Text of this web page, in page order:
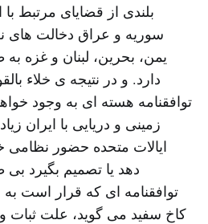
بلندی از قضایای مرتبط با
سوریه و عراق دخالت های
یمن، بحرین، لبنان و غزه
دارد. و در نتیجه ی خلاء
توافقنامه هسته ای به وجود
زمینی و دریایی با ایران
ایالات متحده حضور
دهد یا تصمیم بگیرد
توافقنامه ای که قرار است
کاخ سفید می گوید، علت ثبات